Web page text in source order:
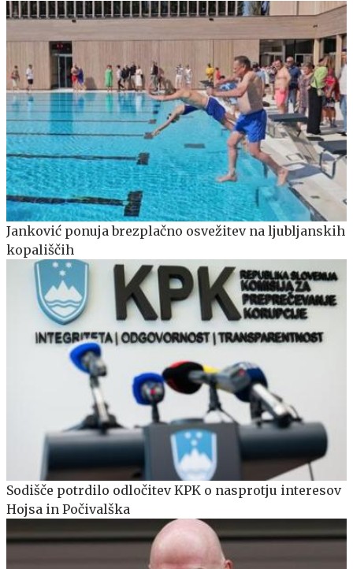
Janković ponuja brezplačno osvežitev na ljubljanskih
kopališčih
Sodišče potrdilo odločitev KPK o nasprotju interesov
Hojsa in Počivalška